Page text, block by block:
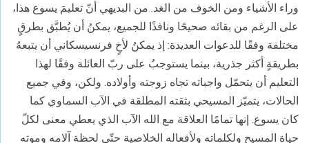
وراء الأشياء ومن الخوف من الغد. من البديهي أنّ تعليمَ يسوع هذا،
على الرغم من بقائه صحيحًا ونافذًا للجميع، يمكنُ أن يُطبَّق بطرقٍ
مختلفة وفقًا للدعوات العديدة: إذ يمكنُ لأخٍ فرنسيسكاني أن يتبعهُ
بطريقةٍ أكثر جذرية، بينما يستوجبُ على ربّ العائلة وفقًا لهذا
التعليم أن يتحمّل واجباته تجاه زوجته وأولاده. ولكن، وفي جميع
الحالات، يتميّز المسيحي بثقته المطلقة في الآب السماوي كما
كان يسوع. إنها تمامًا العلاقة مع الله الآب الذي يعطي معنى لكلّ
حياة المسيح ولكلماته ولأفعاله الخلاصية حتّى لحظة آلامه وموته